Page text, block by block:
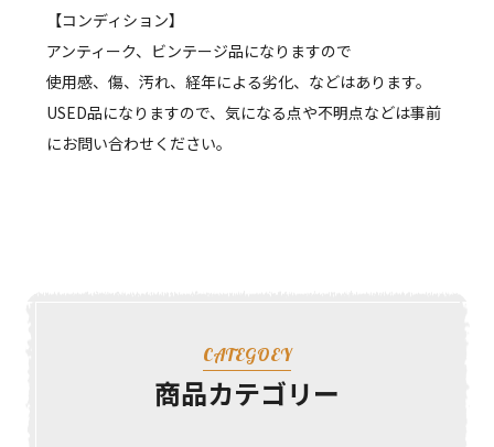
【コンディション】
アンティーク、ビンテージ品になりますので
使用感、傷、汚れ、経年による劣化、などはあります。
USED品になりますので、気になる点や不明点などは事前
にお問い合わせください。
CATEGOEY
商品カテゴリー